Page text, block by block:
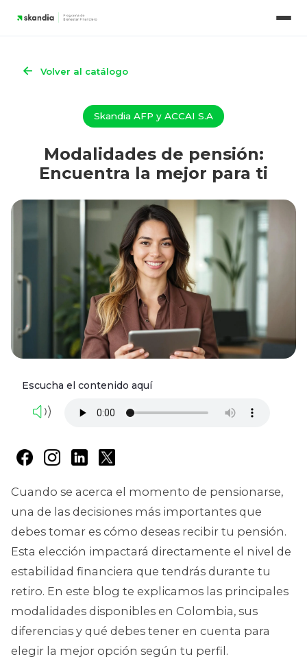
Modalidades de pension
Simuladores
← Volver al catálogo
Skandia AFP y ACCAI S.A
Modalidades de pensión:
Encuentra la mejor para ti
Escucha el contenido aquí
Cuando se acerca el momento de pensionarse,
una de las decisiones más importantes que
debes tomar es cómo deseas recibir tu pensión.
Esta elección impactará directamente el nivel de
estabilidad financiera que tendrás durante tu
retiro. En este blog te explicamos las principales
modalidades disponibles en Colombia, sus
diferencias y qué debes tener en cuenta para
elegir la mejor opción según tu perfil.